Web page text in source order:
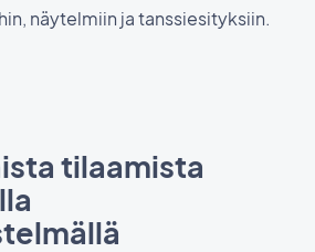
näytelmiin ja tanssiesityksiin.
tilaamista